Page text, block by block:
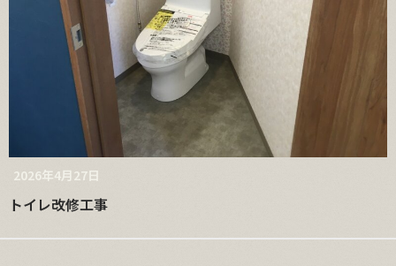
2026年4月27日
トイレ改修工事